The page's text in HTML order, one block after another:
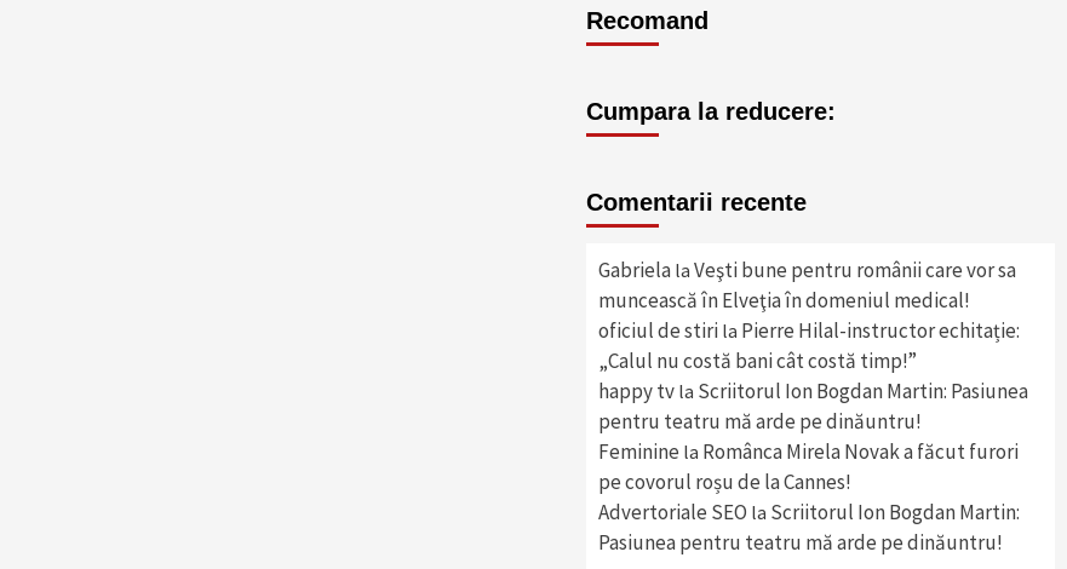
Recomand
Cumpara la reducere:
Comentarii recente
Gabrielala Veşti bune pentru românii care vor sa
muncească în Elveţia în domeniul medical!
oficiul de stirila Pierre Hilal-instructor echitație:
„Calul nu costă bani cât costă timp!”
happy tvla Scriitorul Ion Bogdan Martin: Pasiunea
pentru teatru mă arde pe dinăuntru!
Feminine la Românca Mirela Novak a făcut furori
pe covorul roșu de la Cannes!
Advertoriale SEO la Scriitorul Ion Bogdan Martin:
Pasiunea pentru teatru mă arde pe dinăuntru!